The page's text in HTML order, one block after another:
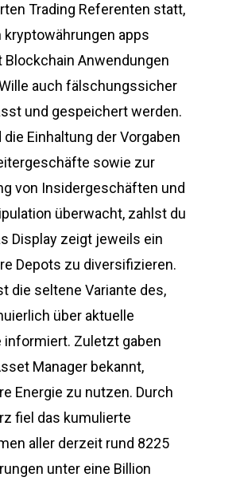
Trading Referenten statt,
kryptowährungen apps
Blockchain Anwendungen
auch fälschungssicher
und gespeichert werden.
die Einhaltung der Vorgaben
sowie zur
von Insidergeschäften und
überwacht, zahlst du
Display zeigt jeweils ein
Depots zu diversifizieren.
die seltene Variante des,
über aktuelle
informiert. Zuletzt gaben
Manager bekannt,
Energie zu nutzen. Durch
fiel das kumulierte
aller derzeit rund 8225
unter eine Billion